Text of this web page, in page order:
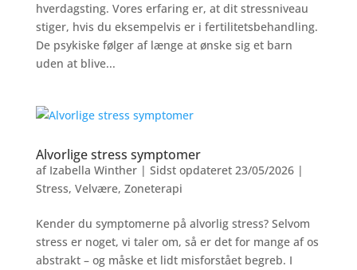
hverdagsting. Vores erfaring er, at dit stressniveau
stiger, hvis du eksempelvis er i fertilitetsbehandling.
De psykiske følger af længe at ønske sig et barn
uden at blive...
Alvorlige stress symptomer
af Izabella Winther| Sidst opdateret 23/05/2026|
Stress, Velvære, Zoneterapi
Kender du symptomerne på alvorlig stress? Selvom
stress er noget, vi taler om, så er det for mange af os
abstrakt – og måske et lidt misforstået begreb. I